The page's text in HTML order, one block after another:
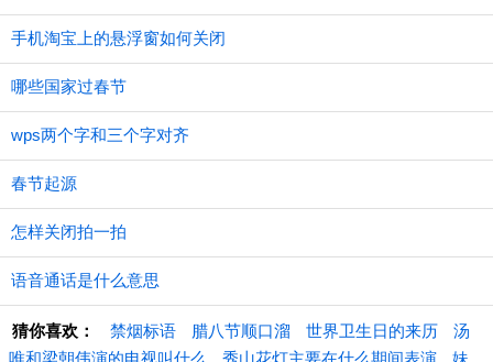
手机淘宝上的悬浮窗如何关闭
哪些国家过春节
wps两个字和三个字对齐
春节起源
怎样关闭拍一拍
语音通话是什么意思
猜你喜欢： 禁烟标语 腊八节顺口溜 世界卫生日的来历
汤
唯和梁朝伟演的电视叫什么
秀山花灯主要在什么期间表演 妹